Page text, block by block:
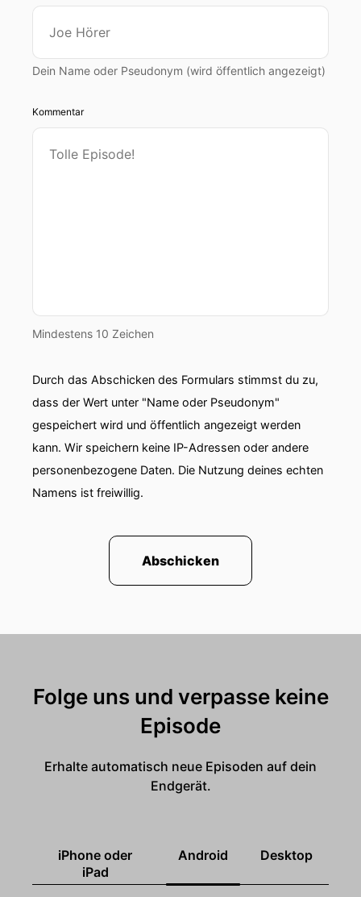
Dein Name oder Pseudonym (wird öffentlich angezeigt)
Kommentar
Mindestens 10 Zeichen
Durch das Abschicken des Formulars stimmst du zu,
dass der Wert unter "Name oder Pseudonym"
gespeichert wird und öffentlich angezeigt werden
kann. Wir speichern keine IP-Adressen oder andere
personenbezogene Daten. Die Nutzung deines echten
Namens ist freiwillig.
Abschicken
Folge uns und verpasse keine
Episode
Erhalte automatisch neue Episoden auf dein
Endgerät.
iPhone oder
iPad
Android Desktop